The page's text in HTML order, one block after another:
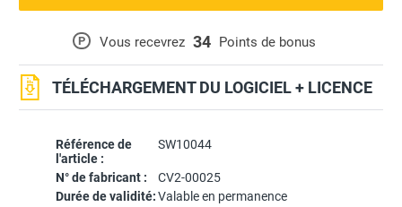
Référence de
l'article :
SW10044
N° de fabricant :
CV2-00025
Durée de validité:Valable en permanence
P Vous recevrez 34 Points de bonus
TÉLÉCHARGEMENT DU LOGICIEL + LICENCE